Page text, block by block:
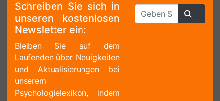
Schreiben Sie sich in
unseren kostenlosen
Newsletter ein:
Bleiben Sie auf dem
Laufenden über Neuigkeiten
und Aktualisierungen bei
unserem
Psychologielexikon, indem